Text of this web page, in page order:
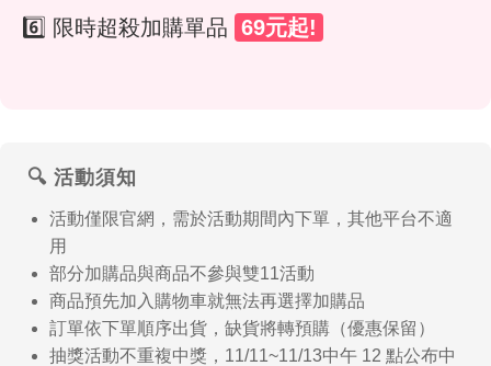
6️⃣ 限時超殺加購單品 69元起!
🔍 活動須知
活動僅限官網，需於活動期間內下單，其他平台不適
用
部分加購品與商品不參與雙11活動
商品預先加入購物車就無法再選擇加購品
訂單依下單順序出貨，缺貨將轉預購（優惠保留）
抽獎活動不重複中獎，11/11~11/13中午 12 點公布中